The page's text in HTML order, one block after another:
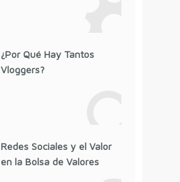
¿Por Qué Hay Tantos
Vloggers?
Redes Sociales y el Valor
en la Bolsa de Valores